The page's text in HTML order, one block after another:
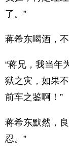
了。”
蒋希东喝酒，不
“蒋兄，我当年
狱之灾，如果
前车之鉴啊！”
蒋希东默然，
忍。”